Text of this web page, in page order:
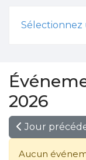
2026
Jour
Aucun